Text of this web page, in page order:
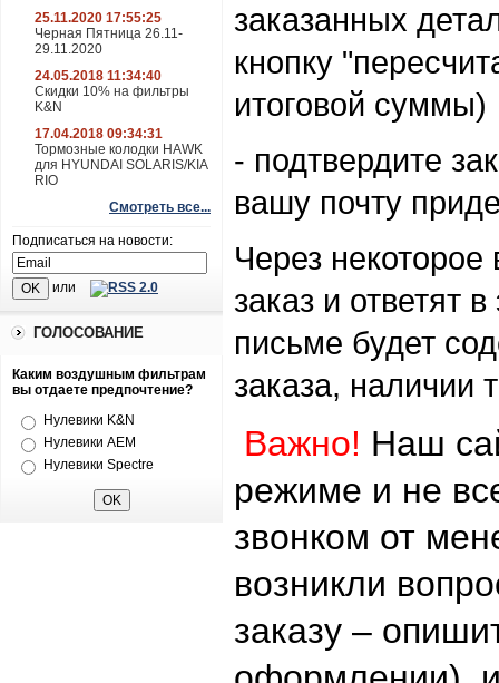
25.11.2020 17:55:25
Черная Пятница 26.11-
29.11.2020
24.05.2018 11:34:40
Скидки 10% на фильтры
K&N
17.04.2018 09:34:31
Тормозные колодки HAWK
для HYUNDAI SOLARIS/KIA
RIO
Смотреть все...
Подписаться на новости:
или
ГОЛОСОВАНИЕ
Каким воздушным фильтрам
вы отдаете предпочтение?
Нулевики K&N
Нулевики AEM
Нулевики Spectre
заказанных
кнопку
итоговой суммы)
- подтвердите
вашу почту
Через
заказ и ответят
письме будет
заказа, наличии
Важно! Наш
режиме и не
звонком от
возникли
заказу –